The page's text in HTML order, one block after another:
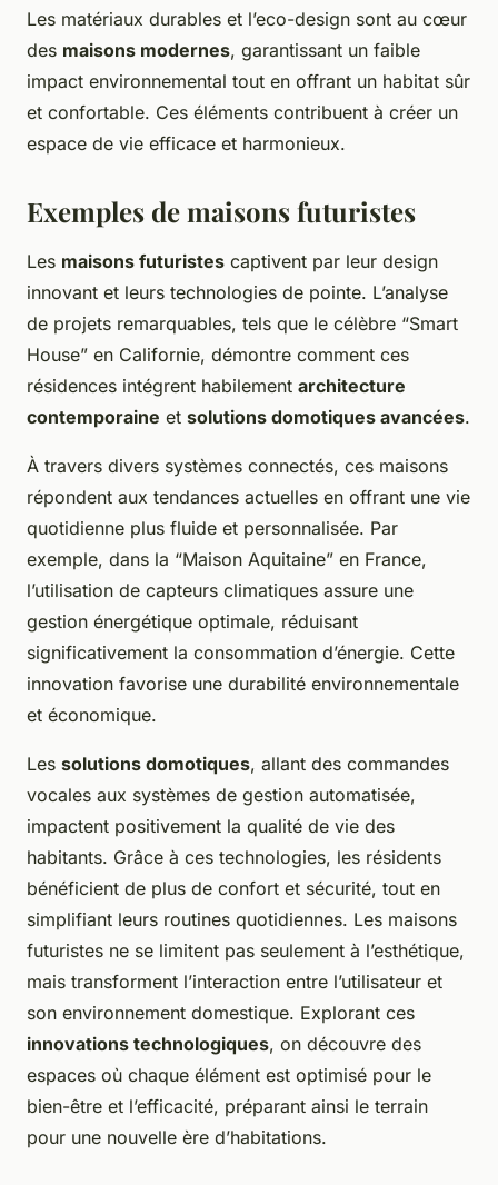
Les matériaux durables et l’eco-design sont au cœur
des maisons modernes, garantissant un faible
impact environnemental tout en offrant un habitat sûr
et confortable. Ces éléments contribuent à créer un
espace de vie efficace et harmonieux.
Exemples de maisons futuristes
Les maisons futuristes captivent par leur design
innovant et leurs technologies de pointe. L’analyse
de projets remarquables, tels que le célèbre “Smart
House” en Californie, démontre comment ces
résidences intégrent habilement architecture
contemporaine et solutions domotiques avancées.
À travers divers systèmes connectés, ces maisons
répondent aux tendances actuelles en offrant une vie
quotidienne plus fluide et personnalisée. Par
exemple, dans la “Maison Aquitaine” en France,
l’utilisation de capteurs climatiques assure une
gestion énergétique optimale, réduisant
significativement la consommation d’énergie. Cette
innovation favorise une durabilité environnementale
et économique.
Les solutions domotiques, allant des commandes
vocales aux systèmes de gestion automatisée,
impactent positivement la qualité de vie des
habitants. Grâce à ces technologies, les résidents
bénéficient de plus de confort et sécurité, tout en
simplifiant leurs routines quotidiennes. Les maisons
futuristes ne se limitent pas seulement à l’esthétique,
mais transforment l’interaction entre l’utilisateur et
son environnement domestique. Explorant ces
innovations technologiques, on découvre des
espaces où chaque élément est optimisé pour le
bien-être et l’efficacité, préparant ainsi le terrain
pour une nouvelle ère d’habitations.